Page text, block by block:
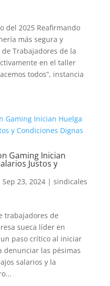
del 2025 Reafirmando
más segura y
Trabajadores de la
en el taller
todos”, instancia
Gaming Inician
Justos y
Sep 23, 2024| sindicales
trabajadores de
sueca líder en
paso crítico al iniciar
denunciar las pésimas
salarios y la